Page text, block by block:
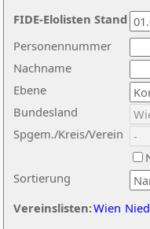
Nachname
Ebene
Sortierung
Personennummer
Bundesland
Spgem./Kreis/Verein
Vereinslisten:Wien
FIDE-Elolisten Stand